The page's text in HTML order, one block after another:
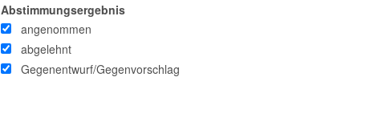
Abstimmungsergebnis
angenommen
abgelehnt
Gegenentwurf/Gegenvorschlag